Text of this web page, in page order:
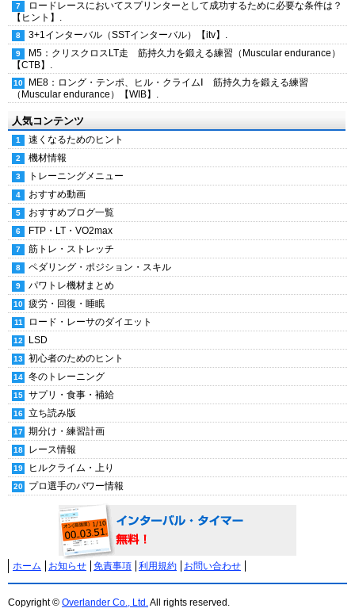
ロードレースにおいてスプリンターとして成功するために必要な条件は？
【ヒント】.
3+1インターバル（SSTインターバル）【itv】.
M5：クリスクロスLT走 筋持久力を鍛える練習（Muscular endurance）
【CTB】.
ME8：ロング・テンポ、ヒル・クライムⅠ 筋持久力を鍛える練習
（Muscular endurance）【WIB】.
人気コンテンツ
速くなるためのヒント
機材情報
トレーニングメニュー
おすすめ動画
おすすめブログ一覧
FTP・LT・VO2max
筋トレ・ストレッチ
ペダリング・ポジション・スキル
パワトレ機材まとめ
疲労・回復・睡眠
ロード・レーサのダイエット
LSD
初心者のためのヒント
冬のトレーニング
サプリ・食事・補給
立ち読み版
期分け・練習計画
レース情報
ヒルクライム・上り
プロ選手のパワー情報
ホーム お知らせ 免責事項 利用規約 お問い合わせ
Copyright © Overlander Co., Ltd.All rights reserved.